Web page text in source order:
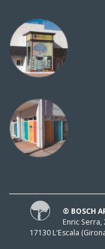
® BOSCH
Enric Serra,
17130 L'Escala